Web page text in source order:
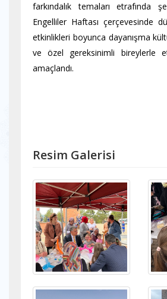
farkındalık temaları etrafında
Engelliler Haftası çerçevesinde
etkinlikleri boyunca dayanışma
ve özel gereksinimli bireylerle
amaçlandı.
Resim Galerisi